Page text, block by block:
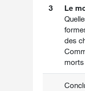
3
Le
des